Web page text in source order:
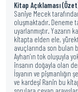
Kitap Açıklaması
Saniye Mecek
oluşmaktadır. Deneme
uyarlanmıştır. Yazarın
kitapta elden ele,
avuçlarında son bulan
Ayhan’ın tok oluşuyla
insanın doğayla olan
İsyanın ve pişmanlığın
ve kardeşi Ranin bu